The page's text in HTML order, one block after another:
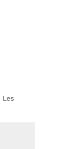
Les